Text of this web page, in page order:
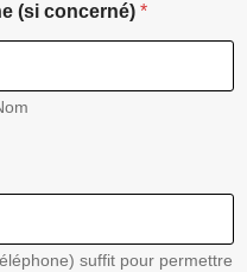
(si concerné) *
suffit pour permettre